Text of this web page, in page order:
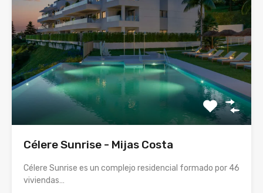
Célere Sunrise - Mijas Costa
Célere Sunrise es un complejo residencial formado por 46
viviendas…